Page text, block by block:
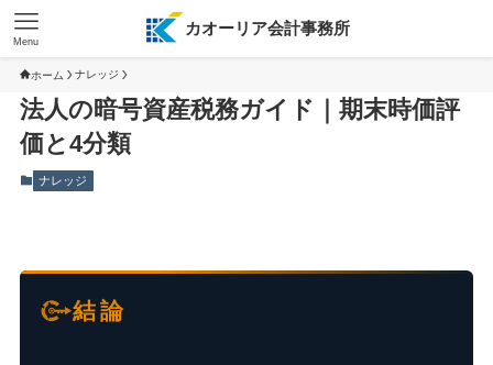
カオーリア会計事務所
Menu
ホーム ナレッジ
法人の暗号資産税務ガイド｜期末時価評
価と4分類
ナレッジ
結論